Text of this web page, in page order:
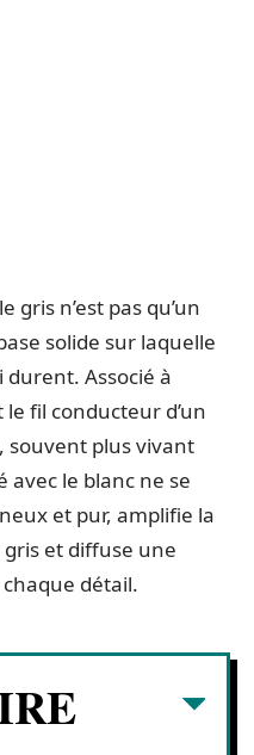
gris n’est pas qu’un
solide sur laquelle
Associé à
fil conducteur d’un
plus vivant
avec le blanc ne se
et pur, amplifie la
et diffuse une
détail.